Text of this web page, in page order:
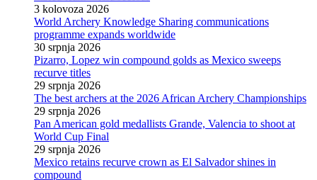
3 kolovoza 2026
World Archery Knowledge Sharing communications
programme expands worldwide
30 srpnja 2026
Pizarro, Lopez win compound golds as Mexico sweeps
recurve titles
29 srpnja 2026
The best archers at the 2026 African Archery Championships
29 srpnja 2026
Pan American gold medallists Grande, Valencia to shoot at
World Cup Final
29 srpnja 2026
Mexico retains recurve crown as El Salvador shines in
compound